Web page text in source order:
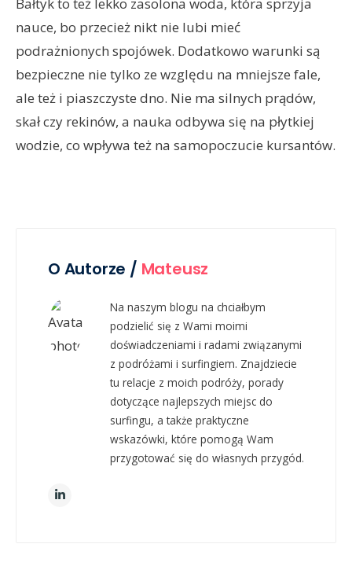
nauce, bo przecież nikt nie lubi mieć
podrażnionych spojówek. Dodatkowo warunki są
bezpieczne nie tylko ze względu na mniejsze fale,
ale też i piaszczyste dno. Nie ma silnych prądów,
skał czy rekinów, a nauka odbywa się na płytkiej
wodzie, co wpływa też na samopoczucie kursantów.
O Autorze / Mateusz
Na naszym blogu na chciałbym
podzielić się z Wami moimi
doświadczeniami i radami związanymi
z podróżami i surfingiem. Znajdziecie
tu relacje z moich podróży, porady
dotyczące najlepszych miejsc do
surfingu, a także praktyczne
wskazówki, które pomogą Wam
przygotować się do własnych przygód.